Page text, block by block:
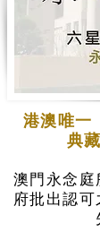
港澳唯一
典
澳門永念庭
府批出認